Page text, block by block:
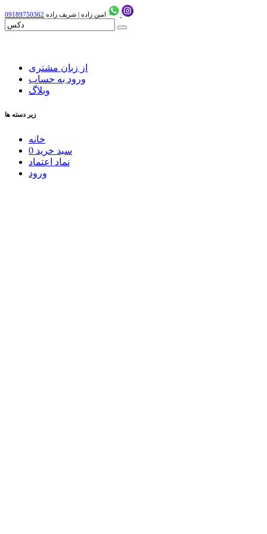
09189750362 امین زاده | شریف زاده
از زبان مشتری
ورود به حساب
وبلاگ
زیر دسته ها
خانه
0 سبد خرید
نماد اعتماد
ورود